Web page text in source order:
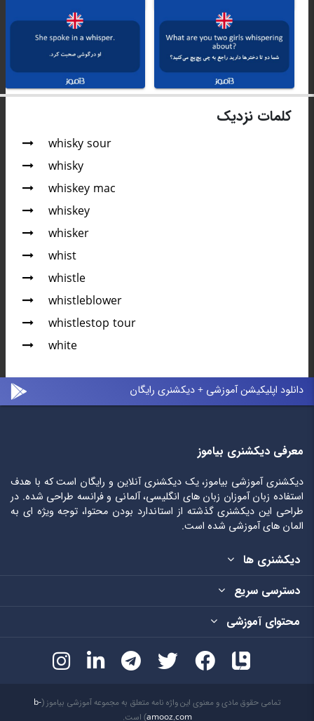
کلمات نزدیک
whisky sour
whisky
whiskey mac
whiskey
whisker
whist
whistle
whistleblower
whistlestop tour
white
دانلود اپلیکیشن آموزشی + دیکشنری رایگان
معرفی دیکشنری بیاموز
دیکشنری آموزشی بیاموز، یک دیکشنری آنلاین و رایگان است که با هدف
استفاده زبان آموزان زبان های انگلیسی، آلمانی و فرانسه طراحی شده. در
طراحی این دیکشنری گذشته از استاندارد بودن محتوا، توجه ویژه ای به
المان های آموزشی شده است.
دیکشنری ها
دسترسی سریع
محتوای آموزشی
تمامی حقوق مادی و معنوی این واژه نامه متعلق به مجموعه آموزشی بیاموز (b-
amooz.com) است.